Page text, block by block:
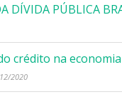
DÍVIDA PÚBLICA
crédito na
2020